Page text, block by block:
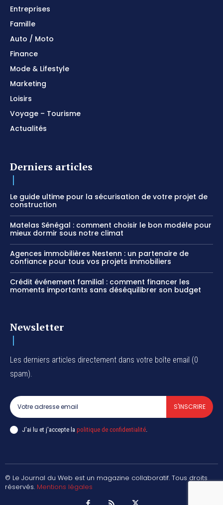
Entreprises
Famille
Auto / Moto
Finance
Mode & Lifestyle
Marketing
Loisirs
Voyage – Tourisme
Actualités
Derniers articles
Le guide ultime pour la sécurisation de votre projet de
construction
Matelas Sénégal : comment choisir le bon modèle pour
mieux dormir sous notre climat
Agences immobilières Nestenn : un partenaire de
confiance pour tous vos projets immobiliers
Crédit événement familial : comment financer les
moments importants sans déséquilibrer son budget
Newsletter
Les derniers articles directement dans votre boîte email (0
spam).
S'INSCRIRE
J'ai lu et j'accepte la politique de confidentialité
© Le Journal du Web est un magazine collaboratif. Tous droits
réservés. Mentions légales